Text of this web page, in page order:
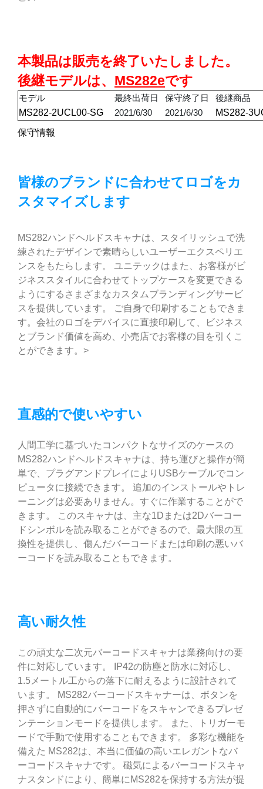
本製品は販売を終了いたしました。
後継モデルは、 MS282eです
保守情報
モデル 最終出荷日 保守終了日
後継商品
MS282-2UCL00-SG
2021/6/30 2021/6/30 MS282-
皆様のブランドに合わせてロゴをカ
スタマイズします
MS282ハンドヘルドスキャナは、スタイリッシュで洗
練されたデザインで素晴らしいユーザーエクスペリエ
ンスをもたらします。 ユニテックはまた、お客様がビ
ジネススタイルに合わせてトップケースを変更できる
ようにするさまざまなカスタムブランディングサービ
スを提供しています。 ご自身で印刷することもできま
す。会社のロゴをデバイスに直接印刷して、ビジネス
とブランド価値を高め、小売店でお客様の目を引くこ
とができます。>
直感的で使いやすい
人間工学に基づいたコンパクトなサイズのケースの
MS282ハンドヘルドスキャナは、持ち運びと操作が簡
単で、プラグアンドプレイによりUSBケーブルでコン
ピュータに接続できます。 追加のインストールやトレ
ーニングは必要ありません。すぐに作業することがで
きます。 このスキャナは、主な1Dまたは2Dバーコー
ドシンボルを読み取ることができるので、最大限の互
換性を提供し、傷んだバーコードまたは印刷の悪いバ
ーコードを読み取ることもできます。
高い耐久性
この頑丈な二次元バーコードスキャナは業務向けの要
件に対応しています。 IP42の防塵と防水に対応し、
1.5メートル工からの落下に耐えるように設計されて
います。 MS282バーコードスキャナーは、ボタンを
押さずに自動的にバーコードをスキャンできるプレゼ
ンテーションモードを提供します。 また、トリガーモ
ードで手動で使用することもできます。 多彩な機能を
備えた MS282は、本当に価値の高いエレガントなバ
ーコードスキャナです。 磁気によるバーコードスキャ
ナスタンドにより、簡単にMS282を保持する方法が提